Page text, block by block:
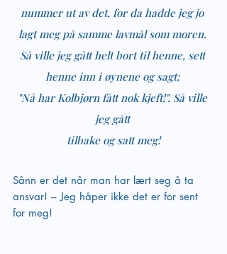
nummer ut av det, for da hadde jeg jo
lagt meg på samme lavmål som moren.
Så ville jeg gått helt bort til henne, sett
henne inn i øynene og sagt;
"Nå har Kolbjørn fått nok kjeft!". Så ville
jeg gått
tilbake og satt meg!
Sånn er det når man har lært seg å ta
ansvar! – Jeg håper ikke det er for sent
for meg!